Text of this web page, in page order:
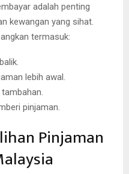
adalah penting
kewangan yang sihat.
termasuk:
lebih awal.
pinjaman.
Pinjaman